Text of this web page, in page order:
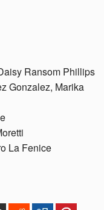
Ransom Phillips
Gonzalez, Marika
La Fenice